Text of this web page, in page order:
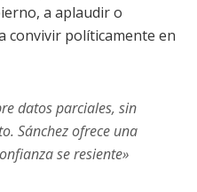
a aplaudir o
convivir políticamente en
datos parciales, sin
Sánchez ofrece una
se resiente»